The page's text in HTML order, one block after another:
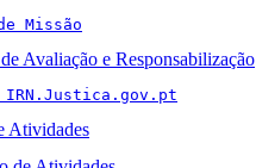
Missão
Avaliação e Responsabilização
IRN.Justica.gov.pt
Atividades